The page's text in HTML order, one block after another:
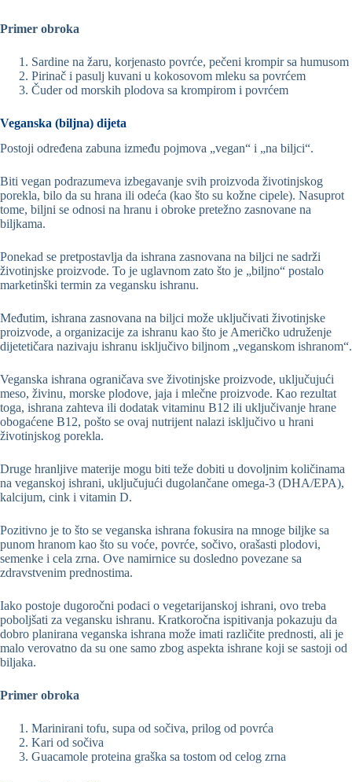
Primer obroka
Sardine na žaru, korjenasto povrće, pečeni krompir sa humusom
Pirinač i pasulj kuvani u kokosovom mleku sa povrćem
Čuder od morskih plodova sa krompirom i povrćem
Veganska (biljna) dijeta
Postoji određena zabuna između pojmova „vegan“ i „na biljci“.
Biti vegan podrazumeva izbegavanje svih proizvoda životinjskog
porekla, bilo da su hrana ili odeća (kao što su kožne cipele). Nasuprot
tome, biljni se odnosi na hranu i obroke pretežno zasnovane na
biljkama.
Ponekad se pretpostavlja da ishrana zasnovana na biljci ne sadrži
životinjske proizvode. To je uglavnom zato što je „biljno“ postalo
marketinški termin za vegansku ishranu.
Međutim, ishrana zasnovana na biljci može uključivati životinjske
proizvode, a organizacije za ishranu kao što je Američko udruženje
dijetetičara nazivaju ishranu isključivo biljnom „veganskom ishranom“.
Veganska ishrana ograničava sve životinjske proizvode, uključujući
meso, živinu, morske plodove, jaja i mlečne proizvode. Kao rezultat
toga, ishrana zahteva ili dodatak vitaminu B12 ili uključivanje hrane
obogaćene B12, pošto se ovaj nutrijent nalazi isključivo u hrani
životinjskog porekla.
Druge hranljive materije mogu biti teže dobiti u dovoljnim količinama
na veganskoj ishrani, uključujući dugolančane omega-3 (DHA/EPA),
kalcijum, cink i vitamin D.
Pozitivno je to što se veganska ishrana fokusira na mnoge biljke sa
punom hranom kao što su voće, povrće, sočivo, orašasti plodovi,
semenke i cela zrna. Ove namirnice su dosledno povezane sa
zdravstvenim prednostima.
Iako postoje dugoročni podaci o vegetarijanskoj ishrani, ovo treba
poboljšati za vegansku ishranu. Kratkoročna ispitivanja pokazuju da
dobro planirana veganska ishrana može imati različite prednosti, ali je
malo verovatno da su one samo zbog aspekta ishrane koji se sastoji od
biljaka.
Primer obroka
Marinirani tofu, supa od sočiva, prilog od povrća
Kari od sočiva
Guacamole proteina graška sa tostom od celog zrna